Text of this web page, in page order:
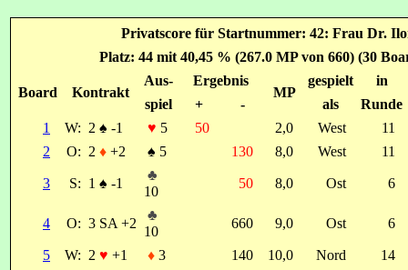
Privatscore für Startnummer: 42: Frau Dr.
Platz: 44 mit 40,45 % (267.0 MP von 660) (30
Board Kontrakt
Aus- Ergebnis
MP
gespielt
in
spiel
+ - als
Runde
1
W: 2 ♠ -1 ♥ 5 50 2,0 West
11
2
O: 2 ♦ +2 ♠ 5 130 8,0 West 11
3 S: 1 ♠ -1
♣
10
50 8,0 Ost 6
4 O: 3 SA +2
♣
10
660 9,0 Ost 6
5 W: 2 ♥ +1 ♦ 3 140 10,0 Nord
14